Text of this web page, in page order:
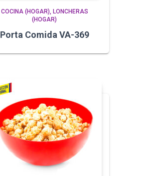
COCINA (HOGAR)
LONCHERAS
(HOGAR)
Porta Comida VA-369